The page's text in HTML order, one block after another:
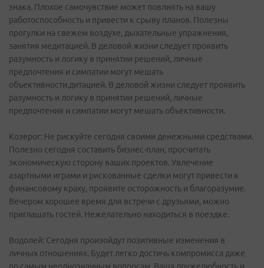
знака. Плохое самочувствие может повлиять на вашу
работоспособность и привести к срыву планов. Полезны
прогулки на свежем воздухе, дыхательные упражнения,
занятия медитацией. В деловой жизни следует проявить
разумность и логику в принятии решений, личные
предпочтения и симпатии могут мешать
объективности.дитацией. В деловой жизни следует проявить
разумность и логику в принятии решений, личные
предпочтения и симпатии могут мешать объективности.
Козерог: Не рискуйте сегодня своими денежными средствами.
Полезно сегодня составить бизнес-план, просчитать
экономическую сторону ваших проектов. Увлечение
азартными играми и рискованные сделки могут привести к
финансовому краху, проявите осторожность и благоразумие.
Вечером хорошее время для встречи с друзьями, можно
приглашать гостей. Нежелательно находиться в поездке.
Водолей: Сегодня произойдут позитивные изменения в
личных отношениях. Будет легко достичь компромисса даже